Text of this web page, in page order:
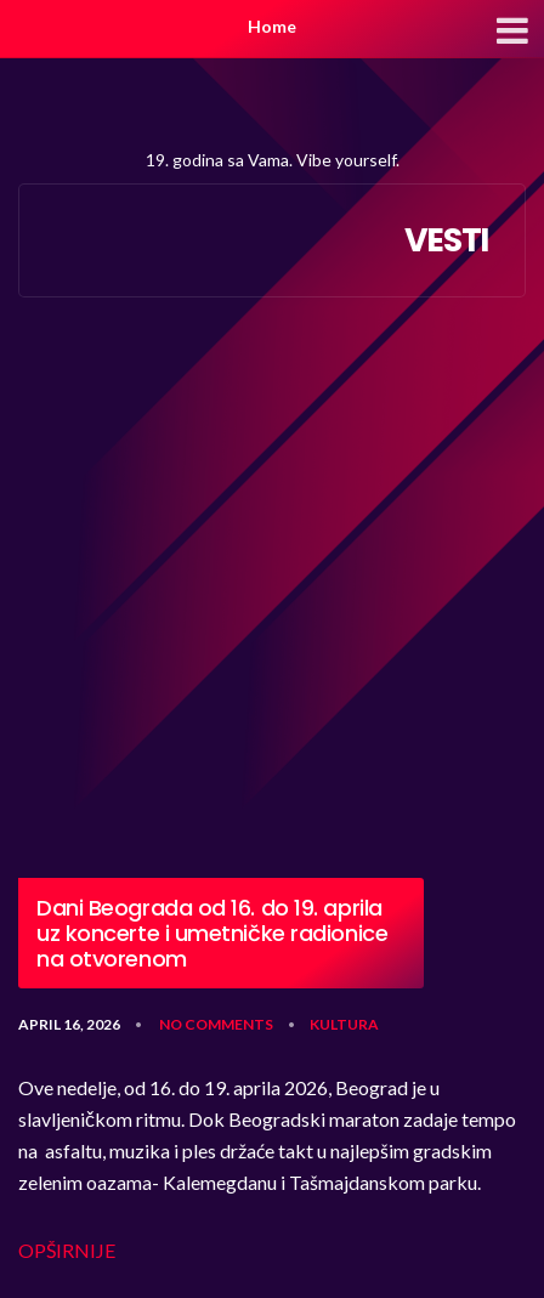
Home
19. godina sa Vama. Vibe yourself.
VESTI
Dani Beograda od 16. do 19. aprila
uz koncerte i umetničke radionice
na otvorenom
APRIL 16, 2026 • NO COMMENTS • KULTURA
Ove nedelje, od 16. do 19. aprila 2026, Beograd je u
slavljeničkom ritmu. Dok Beogradski maraton zadaje tempo
na asfaltu, muzika i ples držaće takt u najlepšim gradskim
zelenim oazama- Kalemegdanu i Tašmajdanskom parku.
OPŠIRNIJE